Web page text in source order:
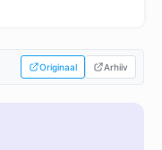
Originaal Arhiiv